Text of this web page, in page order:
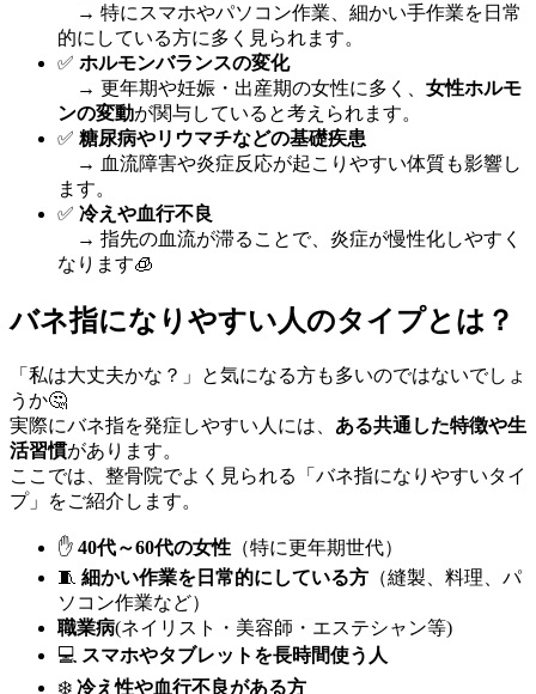
→ 特にスマホやパソコン作業、細かい手作業を日常
的にしている方に多く見られます。
✅ ホルモンバランスの変化
→ 更年期や妊娠・出産期の女性に多く、 女性ホルモ
ンの変動が関与していると考えられます。
✅ 糖尿病やリウマチなどの基礎疾患
→ 血流障害や炎症反応が起こりやすい体質も影響し
ます。
✅ 冷えや血行不良
→ 指先の血流が滞ることで、炎症が慢性化しやすく
なります🧊
バネ指になりやすい人のタイプとは？
「私は大丈夫かな？」と気になる方も多いのではないでしょ
うか🤔
実際にバネ指を発症しやすい人には、 ある共通した特徴や生
活習慣があります。
ここでは、整骨院でよく見られる「バネ指になりやすいタイ
プ」をご紹介します。
✋ 40代～60代の女性 （特に更年期世代）
🧵 細かい作業を日常的にしている方 （縫製、料理、パ
ソコン作業など）
職業病(ネイリスト・美容師・エステシャン等)
💻 スマホやタブレットを長時間使う人
❄️ 冷え性や血行不良がある方